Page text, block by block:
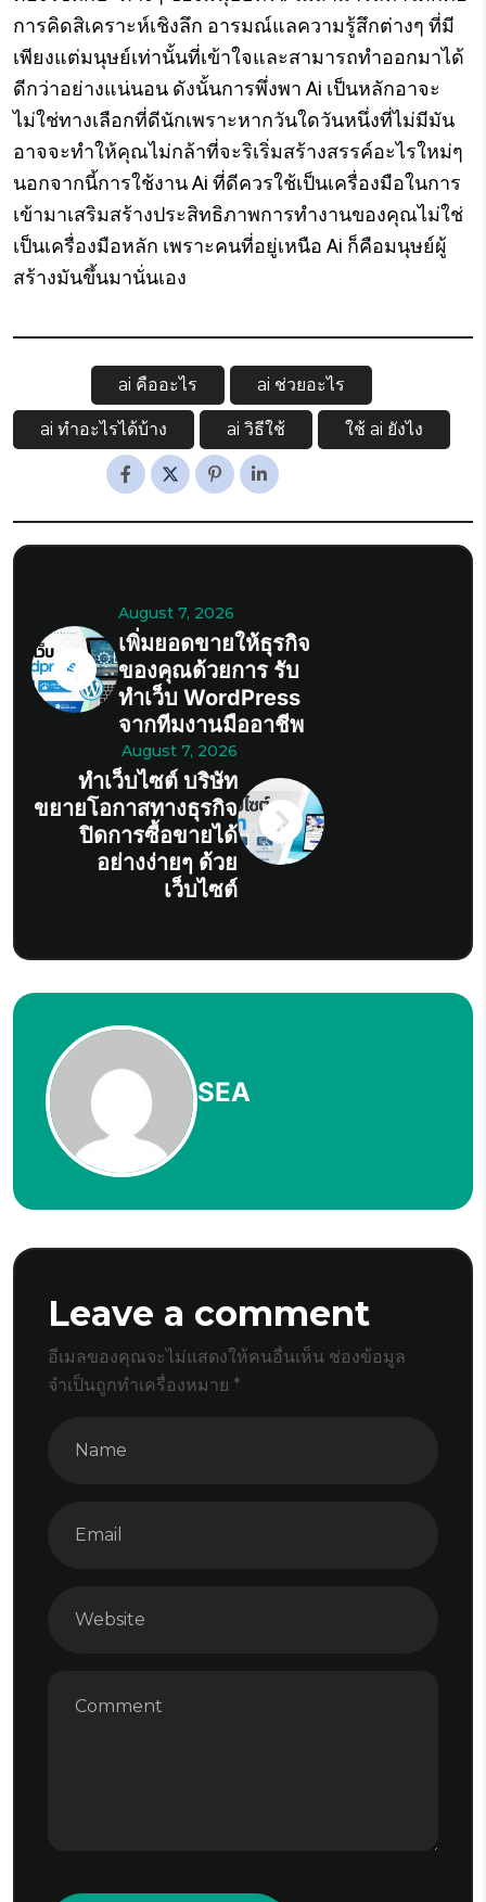
การคิดสิเคราะห์เชิงลึก อารมณ์แลความรู้สึกต่างๆ ที่มี
เพียงแต่มนุษย์เท่านั้นที่เข้าใจและสามารถทำออกมาได้
ดีกว่าอย่างแน่นอน ดังนั้นการพึ่งพา Ai เป็นหลักอาจะ
ไม่ใช่ทางเลือกที่ดีนักเพราะหากวันใดวันหนึ่งที่ไม่มีมัน
อาจจะทำให้คุณไม่กล้าที่จะริเริ่มสร้างสรรค์อะไรใหม่ๆ
นอกจากนี้การใช้งาน Ai ที่ดีควรใช้เป็นเครื่องมือในการ
เข้ามาเสริมสร้างประสิทธิภาพการทำงานของคุณไม่ใช่
เป็นเครื่องมือหลัก เพราะคนที่อยู่เหนือ Ai ก็คือมนุษย์ผู้
สร้างมันขึ้นมานั่นเอง
ai คืออะไร ai ช่วยอะไร
ai ทําอะไรได้บ้าง ai วิธีใช้ ใช้ ai ยังไง
August 7, 2026
เพิ่มยอดขายให้ธุรกิจ
ของคุณด้วยการ รับ
ทำเว็บ WordPress
จากทีมงานมืออาชีพ
August 7, 2026
ทำเว็บไซต์ บริษัท
ขยายโอกาสทางธุรกิจ
ปิดการซื้อขายได้
อย่างง่ายๆ ด้วย
เว็บไซต์
SEA
Leave a comment
อีเมลของคุณจะไม่แสดงให้คนอื่นเห็น ช่องข้อมูล
จำเป็นถูกทำเครื่องหมาย *